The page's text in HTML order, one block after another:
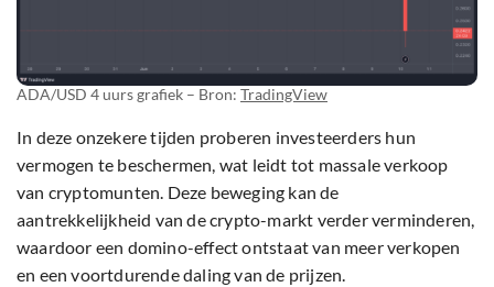
ADA/USD 4 uurs grafiek – Bron: TradingView
In deze onzekere tijden proberen investeerders hun
vermogen te beschermen, wat leidt tot massale verkoop
van cryptomunten. Deze beweging kan de
aantrekkelijkheid van de crypto-markt verder verminderen,
waardoor een domino-effect ontstaat van meer verkopen
en een voortdurende daling van de prijzen.